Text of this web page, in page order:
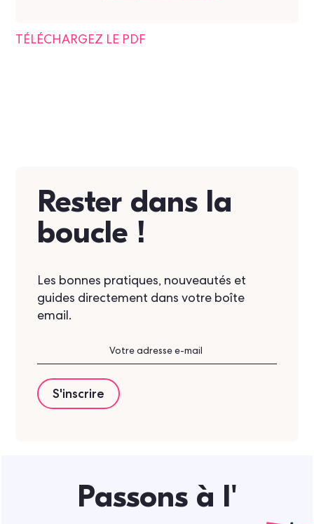
TÉLÉCHARGEZ LE PDF
Rester dans la
boucle !
Les bonnes pratiques, nouveautés et
guides directement dans votre boîte
email.
Passons à l'